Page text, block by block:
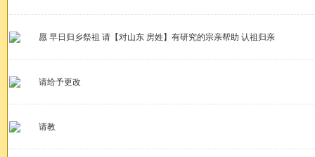
愿 早日归乡祭祖 请【对山东 房姓】有研究的宗亲帮助 认祖归亲
请给予更改
请教